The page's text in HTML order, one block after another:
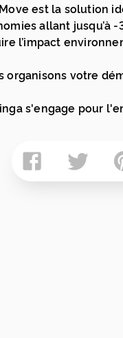
est la solution
allant jusqu’à -
l’impact
organisons votre
s'engage pour